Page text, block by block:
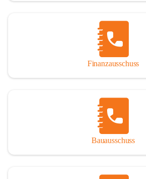
Finanzausschuss
Bauausschuss